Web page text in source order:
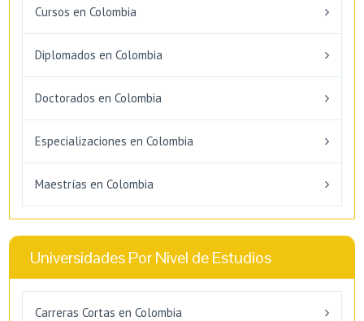
Cursos en Colombia
Diplomados en Colombia
Doctorados en Colombia
Especializaciones en Colombia
Maestrías en Colombia
Universidades Por Nivel de Estudios
Carreras Cortas en Colombia